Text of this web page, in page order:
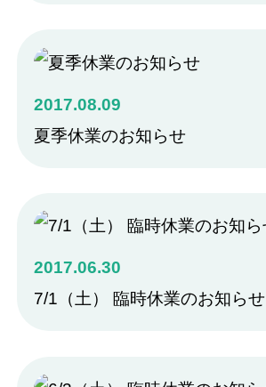
2017.08.09
夏季休業のお知らせ
2017.06.30
7/1（土） 臨時休業のお知らせ